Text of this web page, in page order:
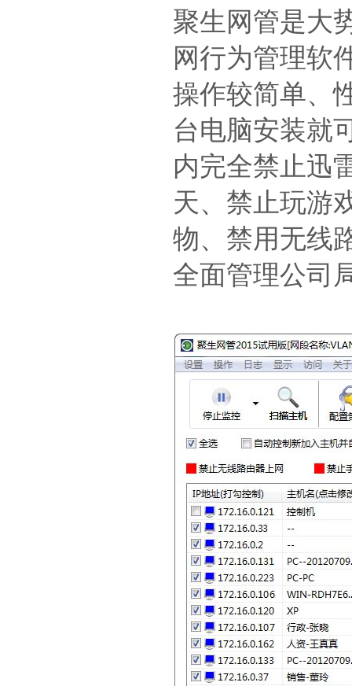
聚生网管是大
网行为管理软
操作较简单、
台电脑安装就
内完全禁止迅
天、禁止玩游
物、禁用无线
全面管理公司